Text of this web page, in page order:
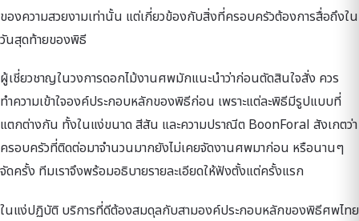
ของความสวยงามเท่านั้น แต่เกี่ยวข้องกับสิ่งที่ครอบครัวต้องการสื่อถึงใน
วันสุดท้ายของพิธี
ผู้เชี่ยวชาญในวงการดอกไม้งานศพมักแนะนำว่าก่อนตัดสินใจสั่ง ควร
ทำความเข้าใจองค์ประกอบหลักของพิธีก่อน เพราะแต่ละพิธีมีรูปแบบที่
แตกต่างกัน ทั้งในแง่ขนาด สีสัน และความปราณีต BoonForal สังเกตว่า
ครอบครัวที่ติดต่อมาจำนวนมากยังไม่เคยจัดงานศพมาก่อน หรือนานๆ
จัดครั้ง ทีมเราจึงพร้อมอธิบายรายละเอียดให้ฟังตั้งแต่ครั้งแรก
ในแง่ปฏิบัติ บริการที่ดีต้องสมดุลกับสามองค์ประกอบหลักของพิธีศพไทย